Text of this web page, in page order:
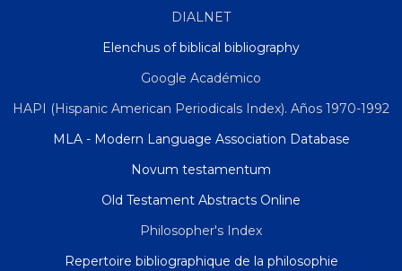
DIALNET
Elenchus of biblical bibliography
Google Académico
HAPI (Hispanic American Periodicals Index). Años 1970-1992
MLA - Modern Language Association Database
Novum testamentum
Old Testament Abstracts Online
Philosopher's Index
Repertoire bibliographique de la philosophie